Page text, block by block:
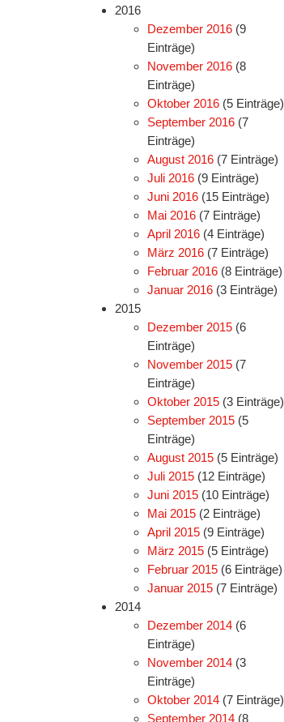
2016
Dezember 2016 (9
Einträge)
November 2016 (8
Einträge)
Oktober 2016 (5 Einträge)
September 2016 (7
Einträge)
August 2016 (7 Einträge)
Juli 2016 (9 Einträge)
Juni 2016 (15 Einträge)
Mai 2016 (7 Einträge)
April 2016 (4 Einträge)
März 2016 (7 Einträge)
Februar 2016 (8 Einträge)
Januar 2016 (3 Einträge)
2015
Dezember 2015 (6
Einträge)
November 2015 (7
Einträge)
Oktober 2015 (3 Einträge)
September 2015 (5
Einträge)
August 2015 (5 Einträge)
Juli 2015 (12 Einträge)
Juni 2015 (10 Einträge)
Mai 2015 (2 Einträge)
April 2015 (9 Einträge)
März 2015 (5 Einträge)
Februar 2015 (6 Einträge)
Januar 2015 (7 Einträge)
2014
Dezember 2014 (6
Einträge)
November 2014 (3
Einträge)
Oktober 2014 (7 Einträge)
September 2014 (8